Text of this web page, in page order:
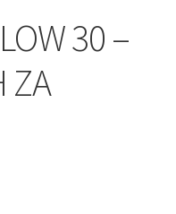
30 –
ZA